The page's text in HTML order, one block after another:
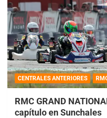
CENTRALES ANTERIORES
RMC GRAND
capítulo en Sunchales